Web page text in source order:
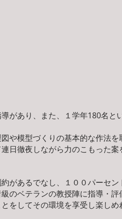
があり、また、１学年180名と
模型づくりの基本的な作法を
日徹夜しながら力のこもった案
があるでなし、１００パーセン
のベテランの教授陣に指導・評
をしてその環境を享受し楽しめ